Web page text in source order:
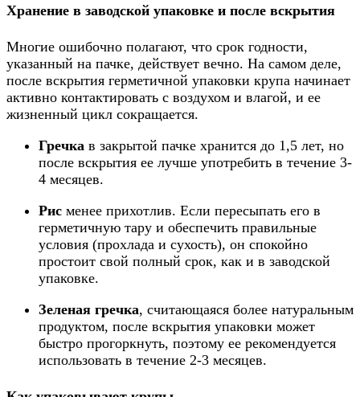
Хранение в заводской упаковке и после вскрытия
Многие ошибочно полагают, что срок годности,
указанный на пачке, действует вечно. На самом деле,
после вскрытия герметичной упаковки крупа начинает
активно контактировать с воздухом и влагой, и ее
жизненный цикл сокращается.
Гречка в закрытой пачке хранится до 1,5 лет, но
после вскрытия ее лучше употребить в течение 3-
4 месяцев.
Рис менее прихотлив. Если пересыпать его в
герметичную тару и обеспечить правильные
условия (прохлада и сухость), он спокойно
простоит свой полный срок, как и в заводской
упаковке.
Зеленая гречка, считающаяся более натуральным
продуктом, после вскрытия упаковки может
быстро прогоркнуть, поэтому ее рекомендуется
использовать в течение 2-3 месяцев.